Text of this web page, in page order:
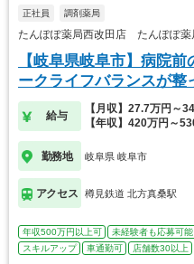
正社員 調剤薬局
たんぽぽ薬局西改田店 たんぽぽ薬
【岐阜県岐阜市】病院
ークライフバランスが整
給与
【月収】27.7万円～
【年収】420万円～
勤務地 岐阜県 岐阜市
アクセス 樽見鉄道 北方真桑駅
年収500万円以上可 未経験者も応募可能
スキルアップ
車通勤可 店舗数30以上